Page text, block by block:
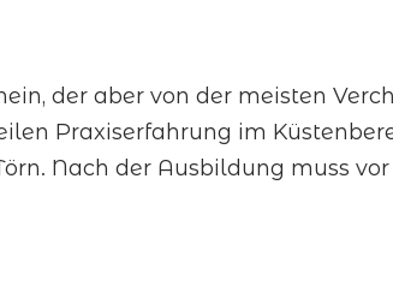
der aber von der meisten
Praxiserfahrung im
Nach der Ausbildung muss